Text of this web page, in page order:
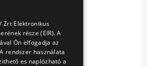
Zrt Elektronikus
része (EIR). A
Ön elfogadja az
rendszer használata
es naplózható a